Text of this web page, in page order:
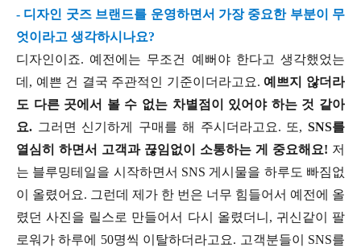
- 디자인 굿즈 브랜드를 운영하면서 가장 중요한 부분이 무
엇이라고 생각하시나요?
디자인이죠. 예전에는 무조건 예뻐야 한다고 생각했었는
데, 예쁜 건 결국 주관적인 기준이더라고요. 예쁘지 않더라
도 다른 곳에서 볼 수 없는 차별점이 있어야 하는 것 같아
요. 그러면 신기하게 구매를 해 주시더라고요. 또, SNS를
열심히 하면서 고객과 끊임없이 소통하는 게 중요해요! 저
는 블루밍테일을 시작하면서 SNS 게시물을 하루도 빠짐없
이 올렸어요. 그런데 제가 한 번은 너무 힘들어서 예전에 올
렸던 사진을 릴스로 만들어서 다시 올렸더니, 귀신같이 팔
로워가 하루에 50명씩 이탈하더라고요. 고객분들이 SNS를